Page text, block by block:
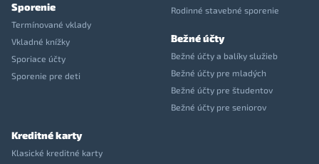
Sporenie
Termínované vklady
Vkladné knížky
Sporiace účty
Sporenie pre deti
Rodinné stavebné sporenie
Bežné účty
Bežné účty a balíky služieb
Bežné účty pre mladých
Bežné účty pre študentov
Bežné účty pre seniorov
Kreditné karty
Klasické kreditné karty